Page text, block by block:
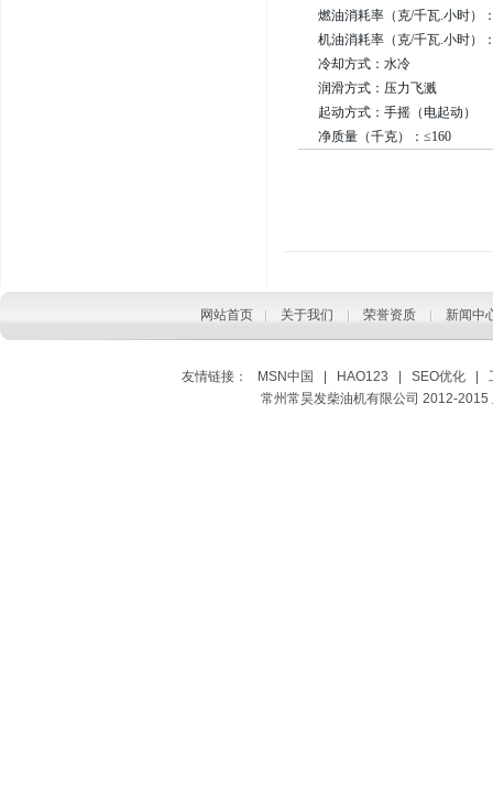
燃油消耗率（克/千瓦.小时）
机油消耗率（克/千瓦.小时）
冷却方式：水冷
润滑方式：压力飞溅
起动方式：手摇（电起动）
净质量（千克）：≤160
网站首页 关于我们 荣誉资质 新闻中
友情链接： MSN中国 HAO123 SEO优化|
常州常昊发柴油机有限公司 2012-